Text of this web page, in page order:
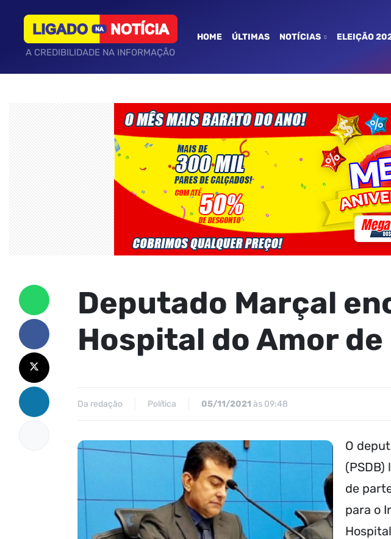
A CREDIBILIDADE NA INFORMAÇÃO
HOME ÚLTIMAS NOTÍCIAS ELEIÇÃO
Deputado Marçal
Hospital do Amor
Da redação Política 05/11/2021 às 09:48
O
de
para o